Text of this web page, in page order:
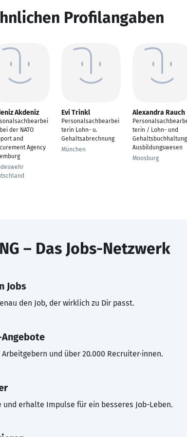
Profilangaben
Akdeniz
der NATO
and
Agency
Evi Trinkl
Personalsachbearbei
terin Lohn- u.
Gehaltsabrechnung
München
Alexandra Rauch
terin / Lohn- und
Ausbildungswesen
Moosburg
– Das Jobs-Netzwerk
Jobs
den Job, der wirklich zu Dir passt.
und über 20.000 Recruiter·innen.
und erhalte Impulse für ein besseres Job-Leben.